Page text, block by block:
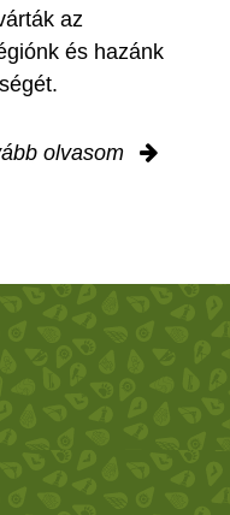
az
és hazánk
olvasom